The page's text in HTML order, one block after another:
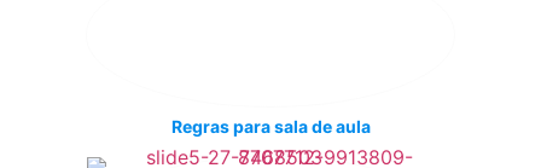
Regras para sala de aula